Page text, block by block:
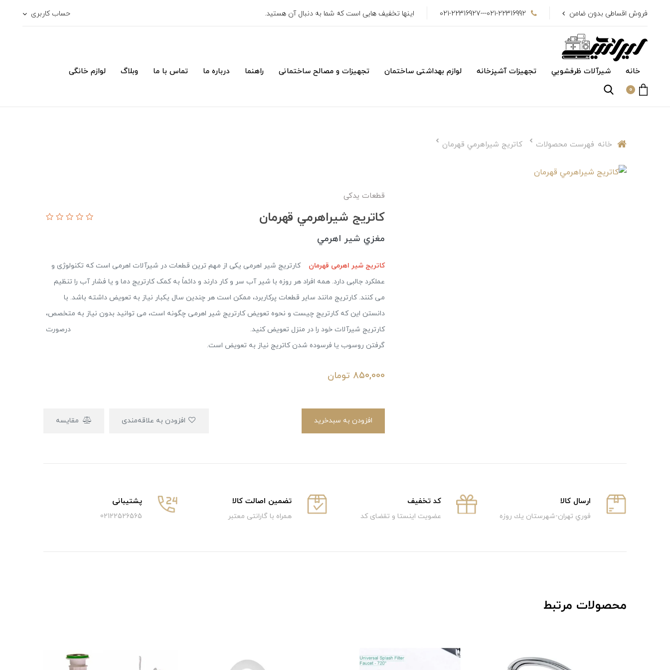
فروش اقساطی بدون ضامن 021-22316992---021-22316927 اینها تخفیف هایی است که شما به دنبال آن هستید. حساب کاربری
خانه شیرآلات ظرفشويي تجهیزات آشپزخانه لوازم بهداشتی ساختمان تجهیزات و مصالح ساختمانی راهنما درباره ما تماس با ما وبلاگ لوازم خانگی
0
خانه فهرست محصولات كاتريج شيراهرمي قهرمان
قطعات یدکی
كاتريج شيراهرمي قهرمان
مغزي شير اهرمي
کاتریج شیر اهرمی قهرمان کارتریج شیر اهرمی یکی از مهم ترین قطعات در شیرآلات اهرمی است که تکنولوژی و
عملکرد جالبی دارد. همه افراد هر روزه با شیر آب سر و کار دارند و دائماً به کمک کارتریج دما و یا فشار آب را تنظیم
می کنند. کارتریج مانند سایر قطعات پرکاربرد، ممکن است هر چندین سال یکبار نیاز به تعویض داشته باشد. با
دانستن این که کارتریج چیست و نحوه تعویض کارتریج شیر اهرمی چگونه است، می توانید بدون نیاز به متخصص،
کارتریج شیرآلات خود را در منزل تعویض کنید. درصورت
گرفتن روسوب يا فرسوده شدن كاتريج نياز به تعويض است.
850,000 تومان
افزودن به سبدخرید مقایسه
ارسال كالا
فوري تهران-شهرستان يك روزه
كد تخفيف
عضویت اینستا و تقضای کد
تضمین اصالت کالا
همراه با گارانتی معتبر
پشتیبانی
02122526565
محصولات مرتبط